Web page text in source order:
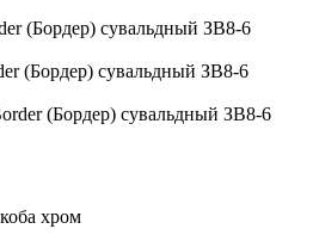
(Бордер) сувальдный ЗВ8-6
(Бордер) сувальдный ЗВ8-6
(Бордер) сувальдный ЗВ8-6
хром